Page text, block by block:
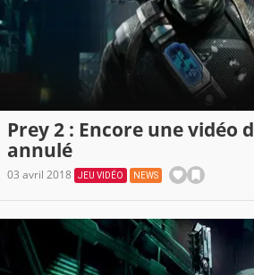
Prey 2 : Encore une vidéo
annulé
03 avril 2018 JEU VIDÉO NEWS